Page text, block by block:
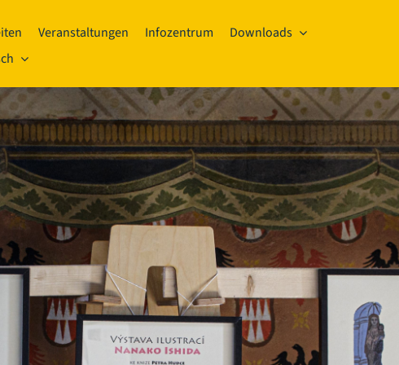
Veranstaltungen Infozentrum
Downloads